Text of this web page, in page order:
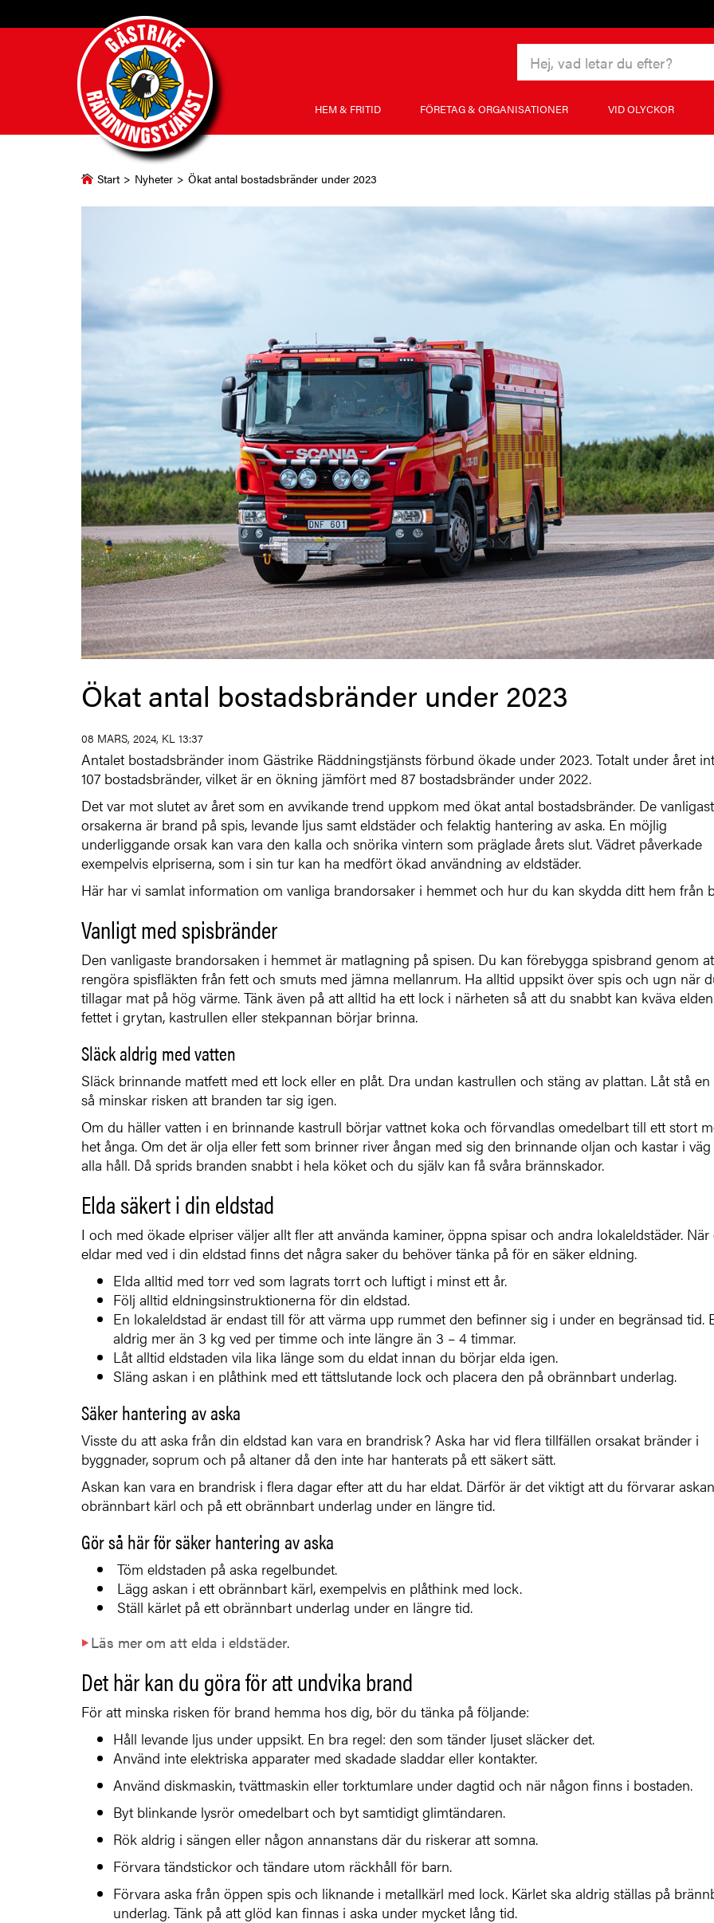
HEM & FRITID FÖRETAG & ORGANISATIONER VID OLYCKOR
Start > Nyheter > Ökat antal bostadsbränder under 2023
Ökat antal bostadsbränder under 2023
08 MARS, 2024, KL 13:37
Antalet bostadsbränder inom Gästrike Räddningstjänsts förbund ökade under 2023. Totalt under året
107 bostadsbränder, vilket är en ökning jämfört med 87 bostadsbränder under 2022.
Det var mot slutet av året som en avvikande trend uppkom med ökat antal bostadsbränder. De
orsakerna är brand på spis, levande ljus samt eldstäder och felaktig hantering av aska. En möjlig
underliggande orsak kan vara den kalla och snörika vintern som präglade årets slut. Vädret påverkade
exempelvis elpriserna, som i sin tur kan ha medfört ökad användning av eldstäder.
Här har vi samlat information om vanliga brandorsaker i hemmet och hur du kan skydda ditt hem från
Vanligt med spisbränder
Den vanligaste brandorsaken i hemmet är matlagning på spisen. Du kan förebygga spisbrand genom
rengöra spisfläkten från fett och smuts med jämna mellanrum. Ha alltid uppsikt över spis och ugn när
tillagar mat på hög värme. Tänk även på att alltid ha ett lock i närheten så att du snabbt kan kväva
fettet i grytan, kastrullen eller stekpannan börjar brinna.
Släck aldrig med vatten
Släck brinnande matfett med ett lock eller en plåt. Dra undan kastrullen och stäng av plattan. Låt stå
så minskar risken att branden tar sig igen.
Om du häller vatten i en brinnande kastrull börjar vattnet koka och förvandlas omedelbart till ett stort
het ånga. Om det är olja eller fett som brinner river ångan med sig den brinnande oljan och kastar i
alla håll. Då sprids branden snabbt i hela köket och du själv kan få svåra brännskador.
Elda säkert i din eldstad
I och med ökade elpriser väljer allt fler att använda kaminer, öppna spisar och andra lokaleldstäder. När
eldar med ved i din eldstad finns det några saker du behöver tänka på för en säker eldning.
Elda alltid med torr ved som lagrats torrt och luftigt i minst ett år.
Följ alltid eldningsinstruktionerna för din eldstad.
En lokaleldstad är endast till för att värma upp rummet den befinner sig i under en begränsad tid.
aldrig mer än 3 kg ved per timme och inte längre än 3 – 4 timmar.
Låt alltid eldstaden vila lika länge som du eldat innan du börjar elda igen.
Släng askan i en plåthink med ett tättslutande lock och placera den på obrännbart underlag.
Säker hantering av aska
Visste du att aska från din eldstad kan vara en brandrisk? Aska har vid flera tillfällen orsakat bränder i
byggnader, soprum och på altaner då den inte har hanterats på ett säkert sätt.
Askan kan vara en brandrisk i flera dagar efter att du har eldat. Därför är det viktigt att du förvarar
obrännbart kärl och på ett obrännbart underlag under en längre tid.
Gör så här för säker hantering av aska
Töm eldstaden på aska regelbundet.
Lägg askan i ett obrännbart kärl, exempelvis en plåthink med lock.
Ställ kärlet på ett obrännbart underlag under en längre tid.
Läs mer om att elda i eldstäder.
Det här kan du göra för att undvika brand
För att minska risken för brand hemma hos dig, bör du tänka på följande:
Håll levande ljus under uppsikt. En bra regel: den som tänder ljuset släcker det.
Använd inte elektriska apparater med skadade sladdar eller kontakter.
Använd diskmaskin, tvättmaskin eller torktumlare under dagtid och när någon finns i bostaden.
Byt blinkande lysrör omedelbart och byt samtidigt glimtändaren.
Rök aldrig i sängen eller någon annanstans där du riskerar att somna.
Förvara tändstickor och tändare utom räckhåll för barn.
Förvara aska från öppen spis och liknande i metallkärl med lock. Kärlet ska aldrig ställas på
underlag. Tänk på att glöd kan finnas i aska under mycket lång tid.